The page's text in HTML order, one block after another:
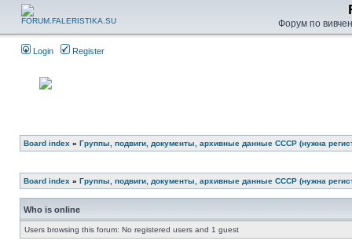
Форум по
Login Register
Board index » Группы, подвиги, документы, архивные данные СССР (нужна
Board index » Группы, подвиги, документы, архивные данные СССР (нужна
Who is online
Users browsing this forum: No registered users and 1 guest